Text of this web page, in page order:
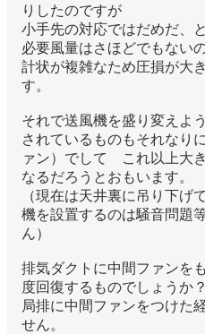
りしたのですが
小手先の対応ではだめだ、
必要風量はさほどでもない
計状が複雑なため圧損が大
す。
それで送風機を盛り変え
されているものもそれなり
ァン）でして これ以上大
なるだろうとおもいます。
（現在は天井裏に吊り下げ
機を設置するのは騒音問題
ん）
排気ダクトに中間ファンを
度回復するものでしょうか
局排に中間ファンをつけた
せん。